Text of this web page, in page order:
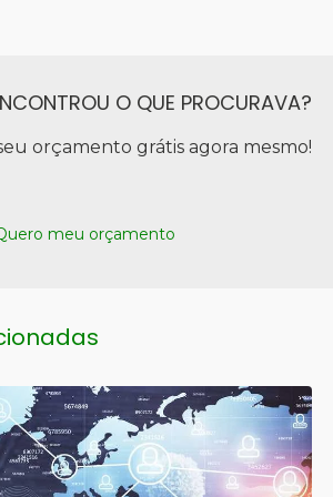
O QUE PROCURAVA?
orçamento grátis agora mesmo!
meu orçamento